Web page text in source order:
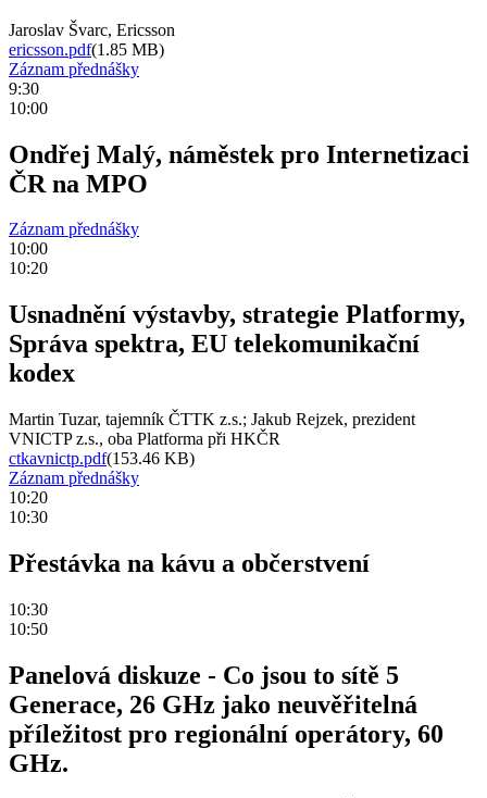
Jaroslav Švarc, Ericsson
ericsson.pdf(1.85 MB)
Záznam přednášky
9:30
10:00
Ondřej Malý, náměstek pro Internetizaci
ČR na MPO
Záznam přednášky
10:00
10:20
Usnadnění výstavby, strategie Platformy,
Správa spektra, EU telekomunikační
kodex
Martin Tuzar, tajemník ČTTK z.s.; Jakub Rejzek, prezident
VNICTP z.s., oba Platforma při HKČR
ctkavnictp.pdf(153.46 KB)
Záznam přednášky
10:20
10:30
Přestávka na kávu a občerstvení
10:30
10:50
Panelová diskuze - Co jsou to sítě 5
Generace, 26 GHz jako neuvěřitelná
příležitost pro regionální operátory, 60
GHz.